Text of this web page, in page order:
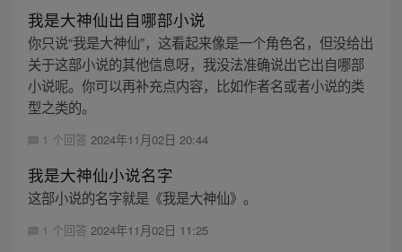
我是大神仙出自哪部小说
你只说“我是大神仙”，这看起来像是一个角色名，但没给出
关于这部小说的其他信息呀，我没法准确说出它出自哪部
小说呢。你可以再补充点内容，比如作者名或者小说的类
型之类的。
1 个回答 2024年11月02日 20:44
我是大神仙小说名字
这部小说的名字就是《我是大神仙》。
1 个回答 2024年11月02日 11:25